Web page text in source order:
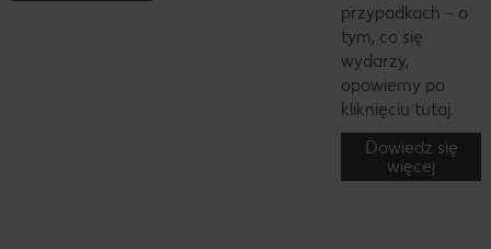
przypadkach – o
tym, co się
wydarzy,
opowiemy po
kliknięciu tutaj.
Dowiedz się
więcej